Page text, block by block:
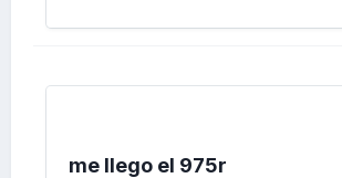
me llego el 975r